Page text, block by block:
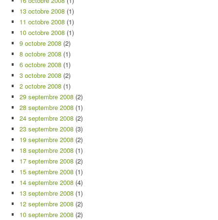
13 octobre 2008 (1)
11 octobre 2008 (1)
10 octobre 2008 (1)
9 octobre 2008 (2)
8 octobre 2008 (1)
6 octobre 2008 (1)
3 octobre 2008 (2)
2 octobre 2008 (1)
29 septembre 2008 (2)
28 septembre 2008 (1)
24 septembre 2008 (2)
23 septembre 2008 (3)
19 septembre 2008 (2)
18 septembre 2008 (1)
17 septembre 2008 (2)
15 septembre 2008 (1)
14 septembre 2008 (4)
13 septembre 2008 (1)
12 septembre 2008 (2)
10 septembre 2008 (2)